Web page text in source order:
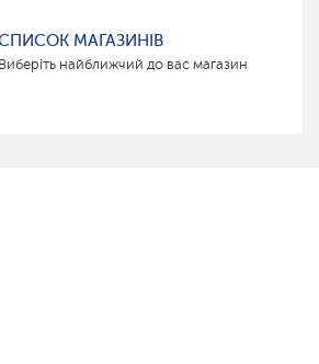
МАГАЗИНІВ
Виберіть найближчий до вас магазин